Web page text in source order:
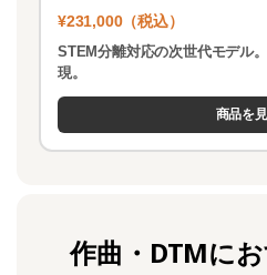
¥231,000（税込）
STEM分離対応の次世代モデル
現。
商品を
作曲・DTMに